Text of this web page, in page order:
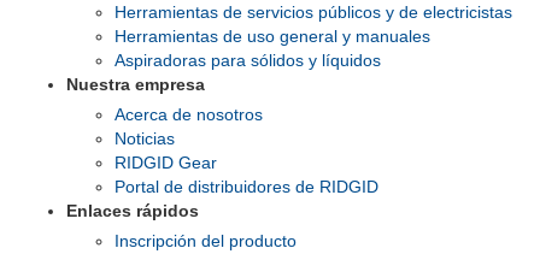
Herramientas de servicios públicos y de electricistas
Herramientas de uso general y manuales
Aspiradoras para sólidos y líquidos
Nuestra empresa
Acerca de nosotros
Noticias
RIDGID Gear
Portal de distribuidores de RIDGID
Enlaces rápidos
Inscripción del producto